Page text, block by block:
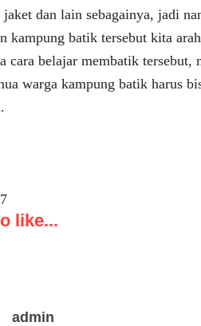
dan lain sebagainya, jadi
kampung batik tersebut kita
cara belajar membatik tersebut,
warga kampung batik harus
like...
admin